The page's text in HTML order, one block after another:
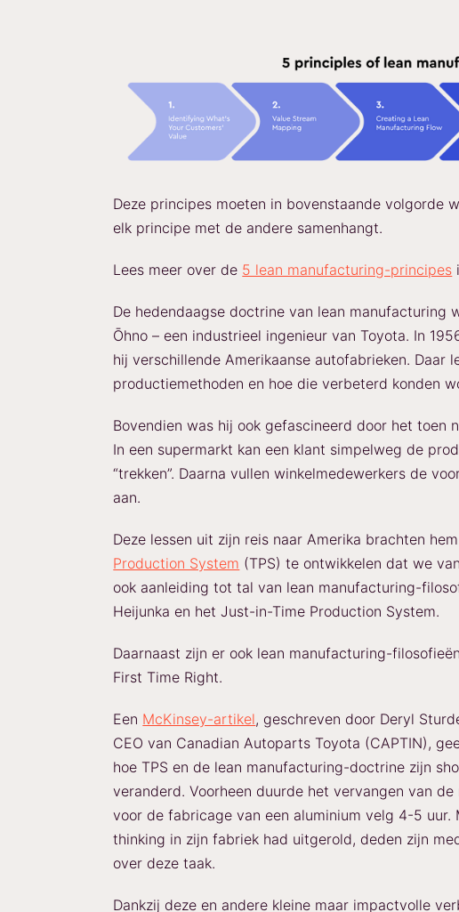
Deze principes moeten in bovenstaande volgorde
elk principe met de andere samenhangt.
Lees meer over de 5 lean manufacturing-principes
De hedendaagse doctrine van lean manufacturing
Ōhno – een industrieel ingenieur van Toyota. In
hij verschillende Amerikaanse autofabrieken. Daar
productiemethoden en hoe die verbeterd konden
Bovendien was hij ook gefascineerd door het toen
In een supermarkt kan een klant simpelweg de
“trekken”. Daarna vullen winkelmedewerkers de
aan.
Deze lessen uit zijn reis naar Amerika brachten
Production System (TPS) te ontwikkelen dat we
ook aanleiding tot tal van lean manufacturing-
Heijunka en het Just-in-Time Production System.
Daarnaast zijn er ook lean manufacturing-
First Time Right.
Een McKinsey-artikel, geschreven door Deryl
CEO van Canadian Autoparts Toyota (CAPTIN),
hoe TPS en de lean manufacturing-doctrine zijn
veranderd. Voorheen duurde het vervangen van
voor de fabricage van een aluminium velg 4-5 uur.
thinking in zijn fabriek had uitgerold, deden zijn
over deze taak.
Dankzij deze en andere kleine maar impactvolle